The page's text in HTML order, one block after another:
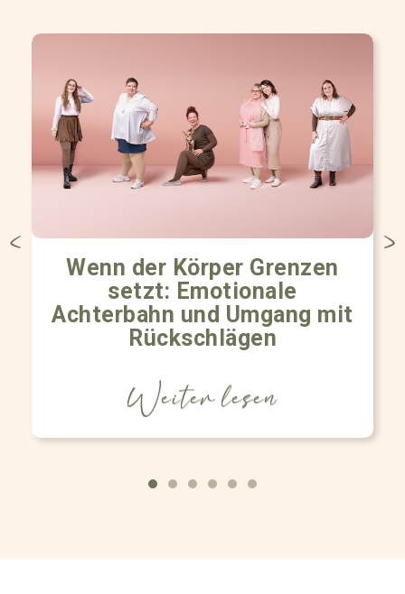
Wenn der Körper Grenzen
setzt: Emotionale
Achterbahn und Umgang mit
Rückschlägen
Weiter lesen